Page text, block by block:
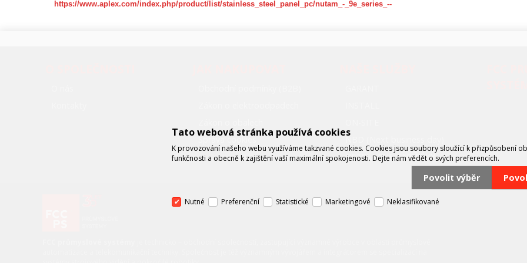
https://www.aplex.com/index.php/product/list/stainless_steel_panel_pc/nutam_-_9e_series_--
Správa cookies
NBD (Next business day)
BEZPLATNÉ ZÁPŮJČKY
Tato webová stránka používá cookies
K provozování našeho webu využíváme takzvané cookies. Cookies jsou soubory sloužící k přizpůsobení
funkčnosti a obecně k zajištění vaší maximální spokojenosti. Dejte nám vědět o svých preferencích.
Povolit výběr
Nutné Preferenční Statistické Marketingové Neklasifikované